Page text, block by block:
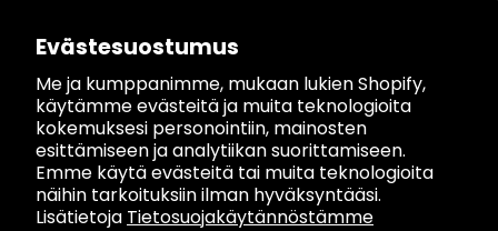
Evästesuostumus
Me ja kumppanimme, mukaan lukien Shopify,
käytämme evästeitä ja muita teknologioita
kokemuksesi personointiin, mainosten
esittämiseen ja analytiikan suorittamiseen.
Emme käytä evästeitä tai muita teknologioita
näihin tarkoituksiin ilman hyväksyntääsi.
Lisätietoja Tietosuojakäytännöstämme
Ottaa yhteyttä
Tietoa ja käytäntöä